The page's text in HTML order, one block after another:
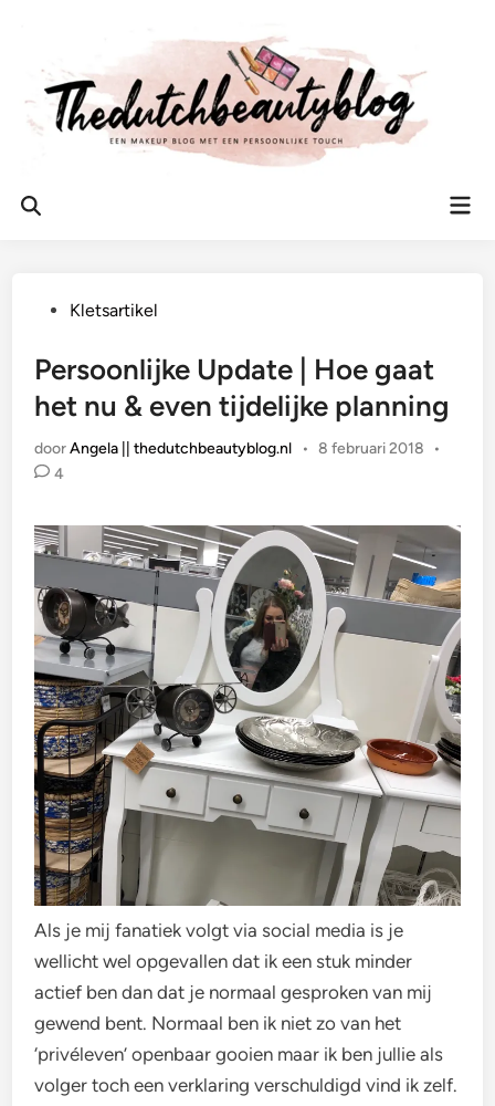
inhoud
Zoeken
Geplaatst
Kletsartikel
Persoonlijke Update | Hoe gaat
het nu & even tijdelijke planning
doorAngela || thedutchbeautyblog.nl • 8 februari 2018
•
4
Als je mij fanatiek volgt via social media is je
wellicht wel opgevallen dat ik een stuk minder
actief ben dan dat je normaal gesproken van mij
gewend bent. Normaal ben ik niet zo van het
‘privéleven’ openbaar gooien maar ik ben jullie als
volger toch een verklaring verschuldigd vind ik zelf.